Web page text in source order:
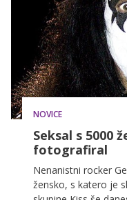
NOVICE
Seksal s 5000
fotografiral
Nenanistni rocker
žensko, s katero je